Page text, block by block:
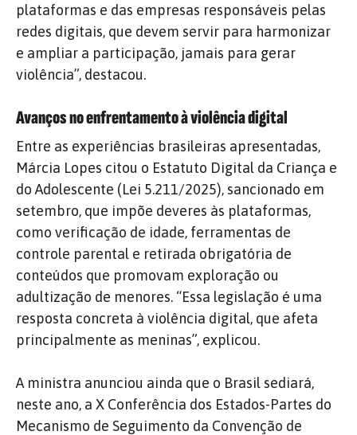
plataformas e das empresas responsáveis pelas
redes digitais, que devem servir para harmonizar
e ampliar a participação, jamais para gerar
violência”, destacou.
Avanços no enfrentamento à violência digital
Entre as experiências brasileiras apresentadas,
Márcia Lopes citou o Estatuto Digital da Criança e
do Adolescente (Lei 5.211/2025), sancionado em
setembro, que impõe deveres às plataformas,
como verificação de idade, ferramentas de
controle parental e retirada obrigatória de
conteúdos que promovam exploração ou
adultização de menores. “Essa legislação é uma
resposta concreta à violência digital, que afeta
principalmente as meninas”, explicou.
A ministra anunciou ainda que o Brasil sediará,
neste ano, a X Conferência dos Estados-Partes do
Mecanismo de Seguimento da Convenção de